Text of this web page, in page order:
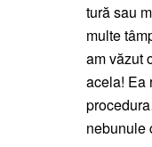
tură sau
multe
am văzut
acela! Ea
nebunule